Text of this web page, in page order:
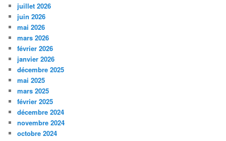
r
c
h
e
juillet 2026
juin 2026
mai 2026
mars 2026
février 2026
janvier 2026
décembre 2025
mai 2025
mars 2025
février 2025
décembre 2024
novembre 2024
octobre 2024